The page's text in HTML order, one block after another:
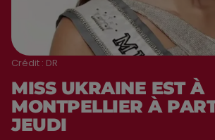
Crédit : DR
MISS UKRAINE EST À
MONTPELLIER À
JEUDI